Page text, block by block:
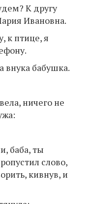
К другу
Ивановна.
к птице, я
внука бабушка.
ничего не
баба, ты
слово,
кивнув, и